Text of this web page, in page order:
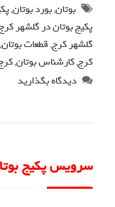
بوتان,بورد بوتان,
پکیج بوتان در گلشهر
گلشهر کرج,قطعات بوتان,
کرج,کارشناس بوتان,
دیدگاه بگذارید
سرویس پکیج